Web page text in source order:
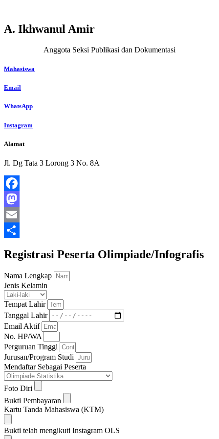
A. Ikhwanul Amir
Anggota Seksi Publikasi dan Dokumentasi
Mahasiswa
Email
WhatsApp
Instagram
Alamat
Jl. Dg Tata 3 Lorong 3 No. 8A
Facebook
Mastodon
Email
Registrasi Peserta Olimpiade/Infografis
Nama Lengkap
Jenis Kelamin
Tempat Lahir
Tanggal Lahir
Email Aktif
No. HP/WA
Perguruan Tinggi
Jurusan/Program Studi
Mendaftar Sebagai Peserta
Foto Diri
Bukti Pembayaran
Kartu Tanda Mahasiswa (KTM)
Bukti telah mengikuti Instagram OLS